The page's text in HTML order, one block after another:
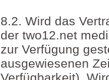
8.2. Wird das
der two12.net
zur Verfügung
ausgewiesenen